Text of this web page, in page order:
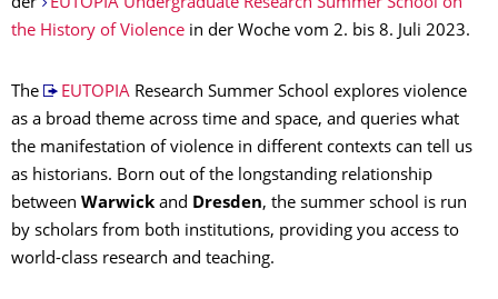
der
EUTOPIA Undergraduate Research Summer School on
the History of Violence in der Woche vom 2. bis 8. Juli 2023.
The EUTOPIAResearch Summer School explores violence
as a broad theme across time and space, and queries what
the manifestation of violence in different contexts can tell us
as historians. Born out of the longstanding relationship
between Warwick and Dresden, the summer school is run
by scholars from both institutions, providing you access to
world-class research and teaching.